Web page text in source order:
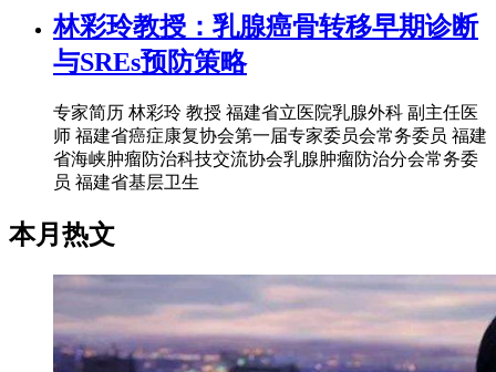
林彩玲教授：乳腺癌骨转移早期诊断
与SREs预防策略
专家简历 林彩玲 教授 福建省立医院乳腺外科 副主任医
师 福建省癌症康复协会第一届专家委员会常务委员 福建
省海峡肿瘤防治科技交流协会乳腺肿瘤防治分会常务委
员 福建省基层卫生
本月热文